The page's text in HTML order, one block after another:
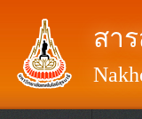
สา